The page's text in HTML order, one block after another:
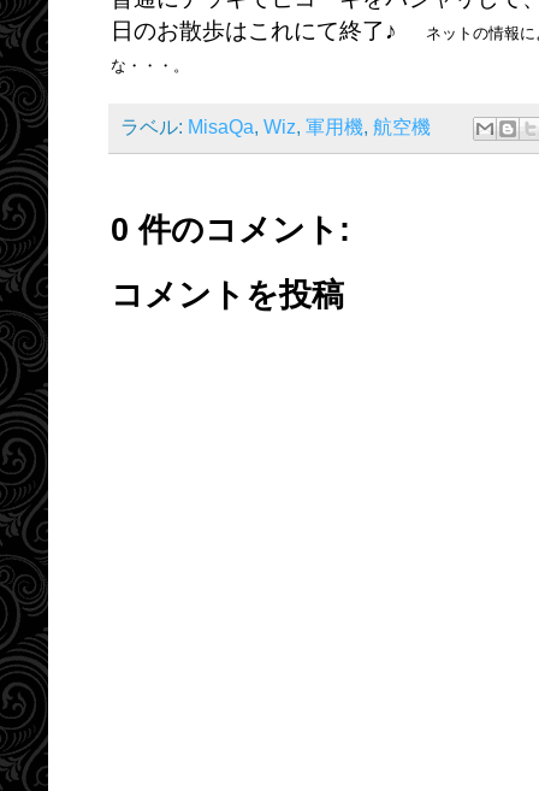
日のお散歩はこれにて終了♪
ネットの情報
な・・・。
ラベル: MisaQa, Wiz, 軍用機, 航空機
0 件のコメント:
コメントを投稿